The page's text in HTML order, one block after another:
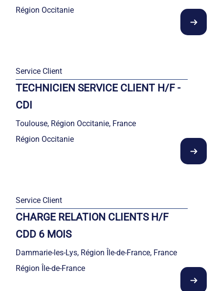
Région Occitanie
Service Client
TECHNICIEN SERVICE CLIENT H/F -
CDI
Toulouse, Région Occitanie, France
Région Occitanie
Service Client
CHARGE RELATION CLIENTS H/F
CDD 6 MOIS
Dammarie-les-Lys, Région Île-de-France, France
Région Île-de-France